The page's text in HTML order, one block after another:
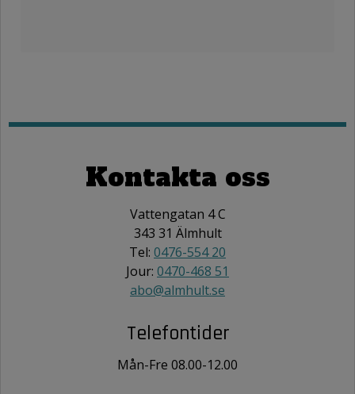
Kontakta oss
Vattengatan 4 C
343 31 Älmhult
Tel: 0476-554 20
Jour: 0470-468 51
abo@almhult.se
Telefontider
Mån-Fre 08.00-12.00